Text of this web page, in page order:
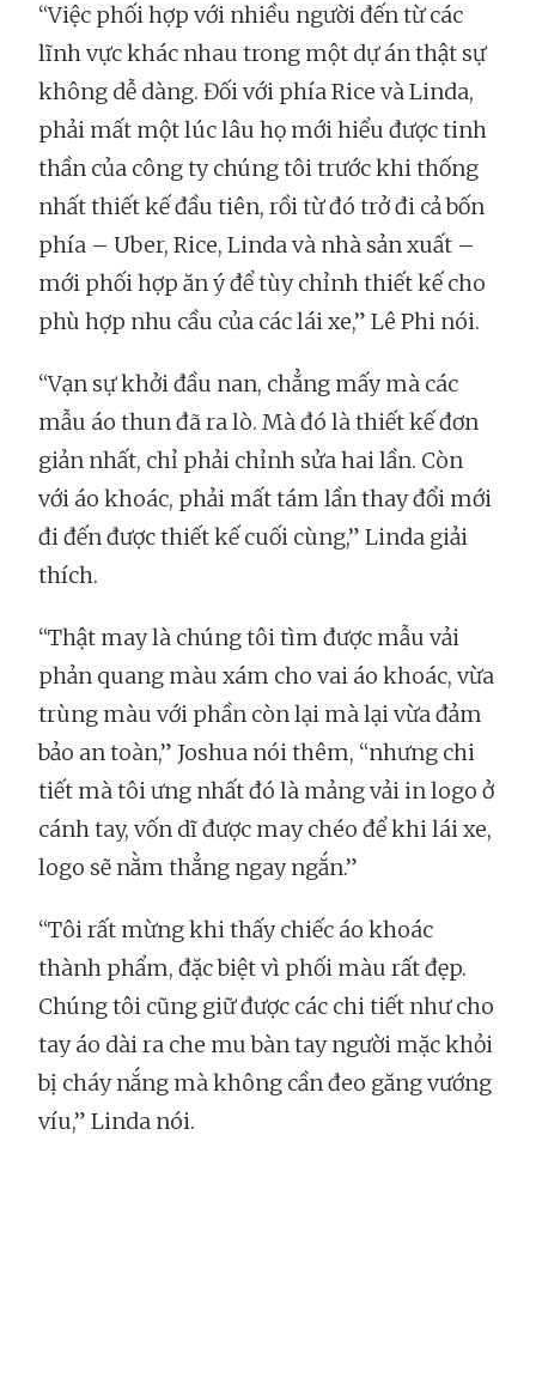
“Việc phối hợp với nhiều người đến từ các
lĩnh vực khác nhau trong một dự án thật sự
không dễ dàng. Đối với phía Rice và Linda,
phải mất một lúc lâu họ mới hiểu được tinh
thần của công ty chúng tôi trước khi thống
nhất thiết kế đầu tiên, rồi từ đó trở đi cả bốn
phía – Uber, Rice, Linda và nhà sản xuất –
mới phối hợp ăn ý để tùy chỉnh thiết kế cho
phù hợp nhu cầu của các lái xe,” Lê Phi nói.
“Vạn sự khởi đầu nan, chẳng mấy mà các
mẫu áo thun đã ra lò. Mà đó là thiết kế đơn
giản nhất, chỉ phải chỉnh sửa hai lần. Còn
với áo khoác, phải mất tám lần thay đổi mới
đi đến được thiết kế cuối cùng,” Linda giải
thích.
“Thật may là chúng tôi tìm được mẫu vải
phản quang màu xám cho vai áo khoác, vừa
trùng màu với phần còn lại mà lại vừa đảm
bảo an toàn,” Joshua nói thêm, “nhưng chi
tiết mà tôi ưng nhất đó là mảng vải in logo ở
cánh tay, vốn dĩ được may chéo để khi lái xe,
logo sẽ nằm thẳng ngay ngắn.”
“Tôi rất mừng khi thấy chiếc áo khoác
thành phẩm, đặc biệt vì phối màu rất đẹp.
Chúng tôi cũng giữ được các chi tiết như cho
tay áo dài ra che mu bàn tay người mặc khỏi
bị cháy nắng mà không cần đeo găng vướng
víu,” Linda nói.